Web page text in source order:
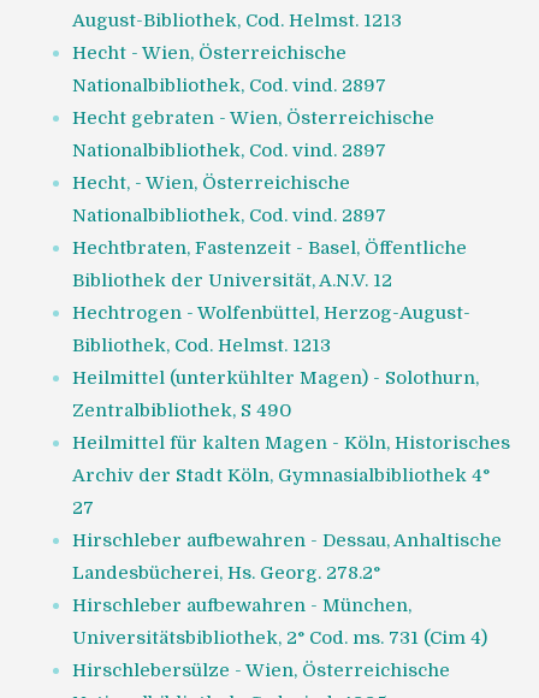
August-Bibliothek, Cod. Helmst. 1213
Hecht - Wien, Österreichische
Nationalbibliothek, Cod. vind. 2897
Hecht gebraten - Wien, Österreichische
Nationalbibliothek, Cod. vind. 2897
Hecht, - Wien, Österreichische
Nationalbibliothek, Cod. vind. 2897
Hechtbraten, Fastenzeit - Basel, Öffentliche
Bibliothek der Universität, A.N.V. 12
Hechtrogen - Wolfenbüttel, Herzog-August-
Bibliothek, Cod. Helmst. 1213
Heilmittel (unterkühlter Magen) - Solothurn,
Zentralbibliothek, S 490
Heilmittel für kalten Magen - Köln, Historisches
Archiv der Stadt Köln, Gymnasialbibliothek 4°
27
Hirschleber aufbewahren - Dessau, Anhaltische
Landesbücherei, Hs. Georg. 278.2°
Hirschleber aufbewahren - München,
Universitätsbibliothek, 2° Cod. ms. 731 (Cim 4)
Hirschlebersülze - Wien, Österreichische